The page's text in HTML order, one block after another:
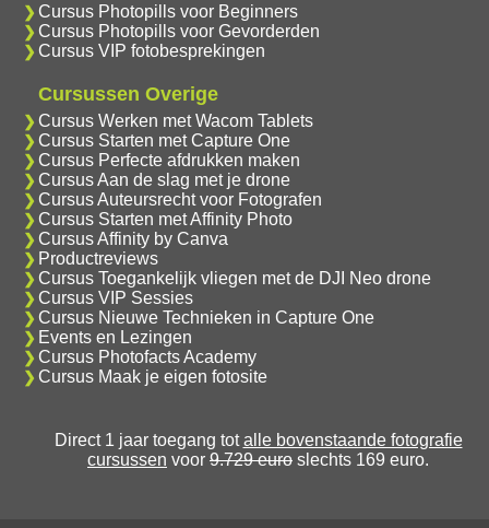
Cursus Photopills voor Beginners
Cursus Photopills voor Gevorderden
Cursus VIP fotobesprekingen
Cursussen Overige
Cursus Werken met Wacom Tablets
Cursus Starten met Capture One
Cursus Perfecte afdrukken maken
Cursus Aan de slag met je drone
Cursus Auteursrecht voor Fotografen
Cursus Starten met Affinity Photo
Cursus Affinity by Canva
Productreviews
Cursus Toegankelijk vliegen met de DJI Neo drone
Cursus VIP Sessies
Cursus Nieuwe Technieken in Capture One
Events en Lezingen
Cursus Photofacts Academy
Cursus Maak je eigen fotosite
Direct 1 jaar toegang totalle bovenstaande fotografie
cursussen voor 9.729 euro slechts 169 euro.